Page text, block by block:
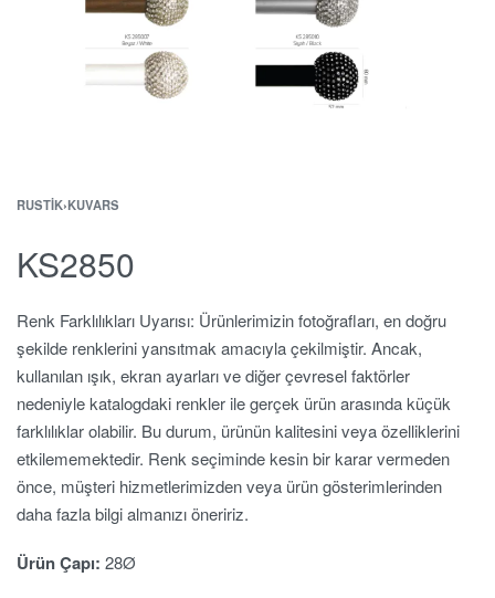
RUSTIK›KUVARS
KS2850
Renk Farklılıkları Uyarısı: Ürünlerimizin fotoğrafları, en doğru
şekilde renklerini yansıtmak amacıyla çekilmiştir. Ancak,
kullanılan ışık, ekran ayarları ve diğer çevresel faktörler
nedeniyle katalogdaki renkler ile gerçek ürün arasında küçük
farklılıklar olabilir. Bu durum, ürünün kalitesini veya özelliklerini
etkilememektedir. Renk seçiminde kesin bir karar vermeden
önce, müşteri hizmetlerimizden veya ürün gösterimlerinden
daha fazla bilgi almanızı öneririz.
Ürün Çapı: 28Ø